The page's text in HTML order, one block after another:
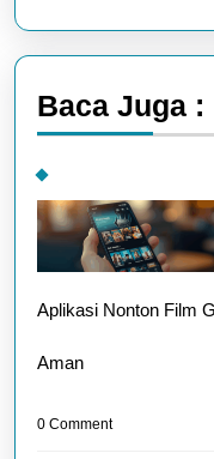
Baca Juga :
Aplikasi Nonton Film
Aman
0 Comment